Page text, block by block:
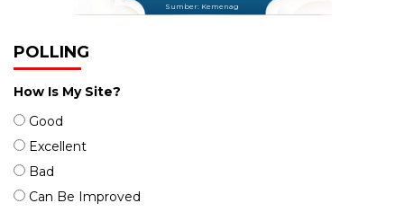
Sumber: Kemenag
POLLING
How Is My Site?
Good
Excellent
Bad
Can Be Improved